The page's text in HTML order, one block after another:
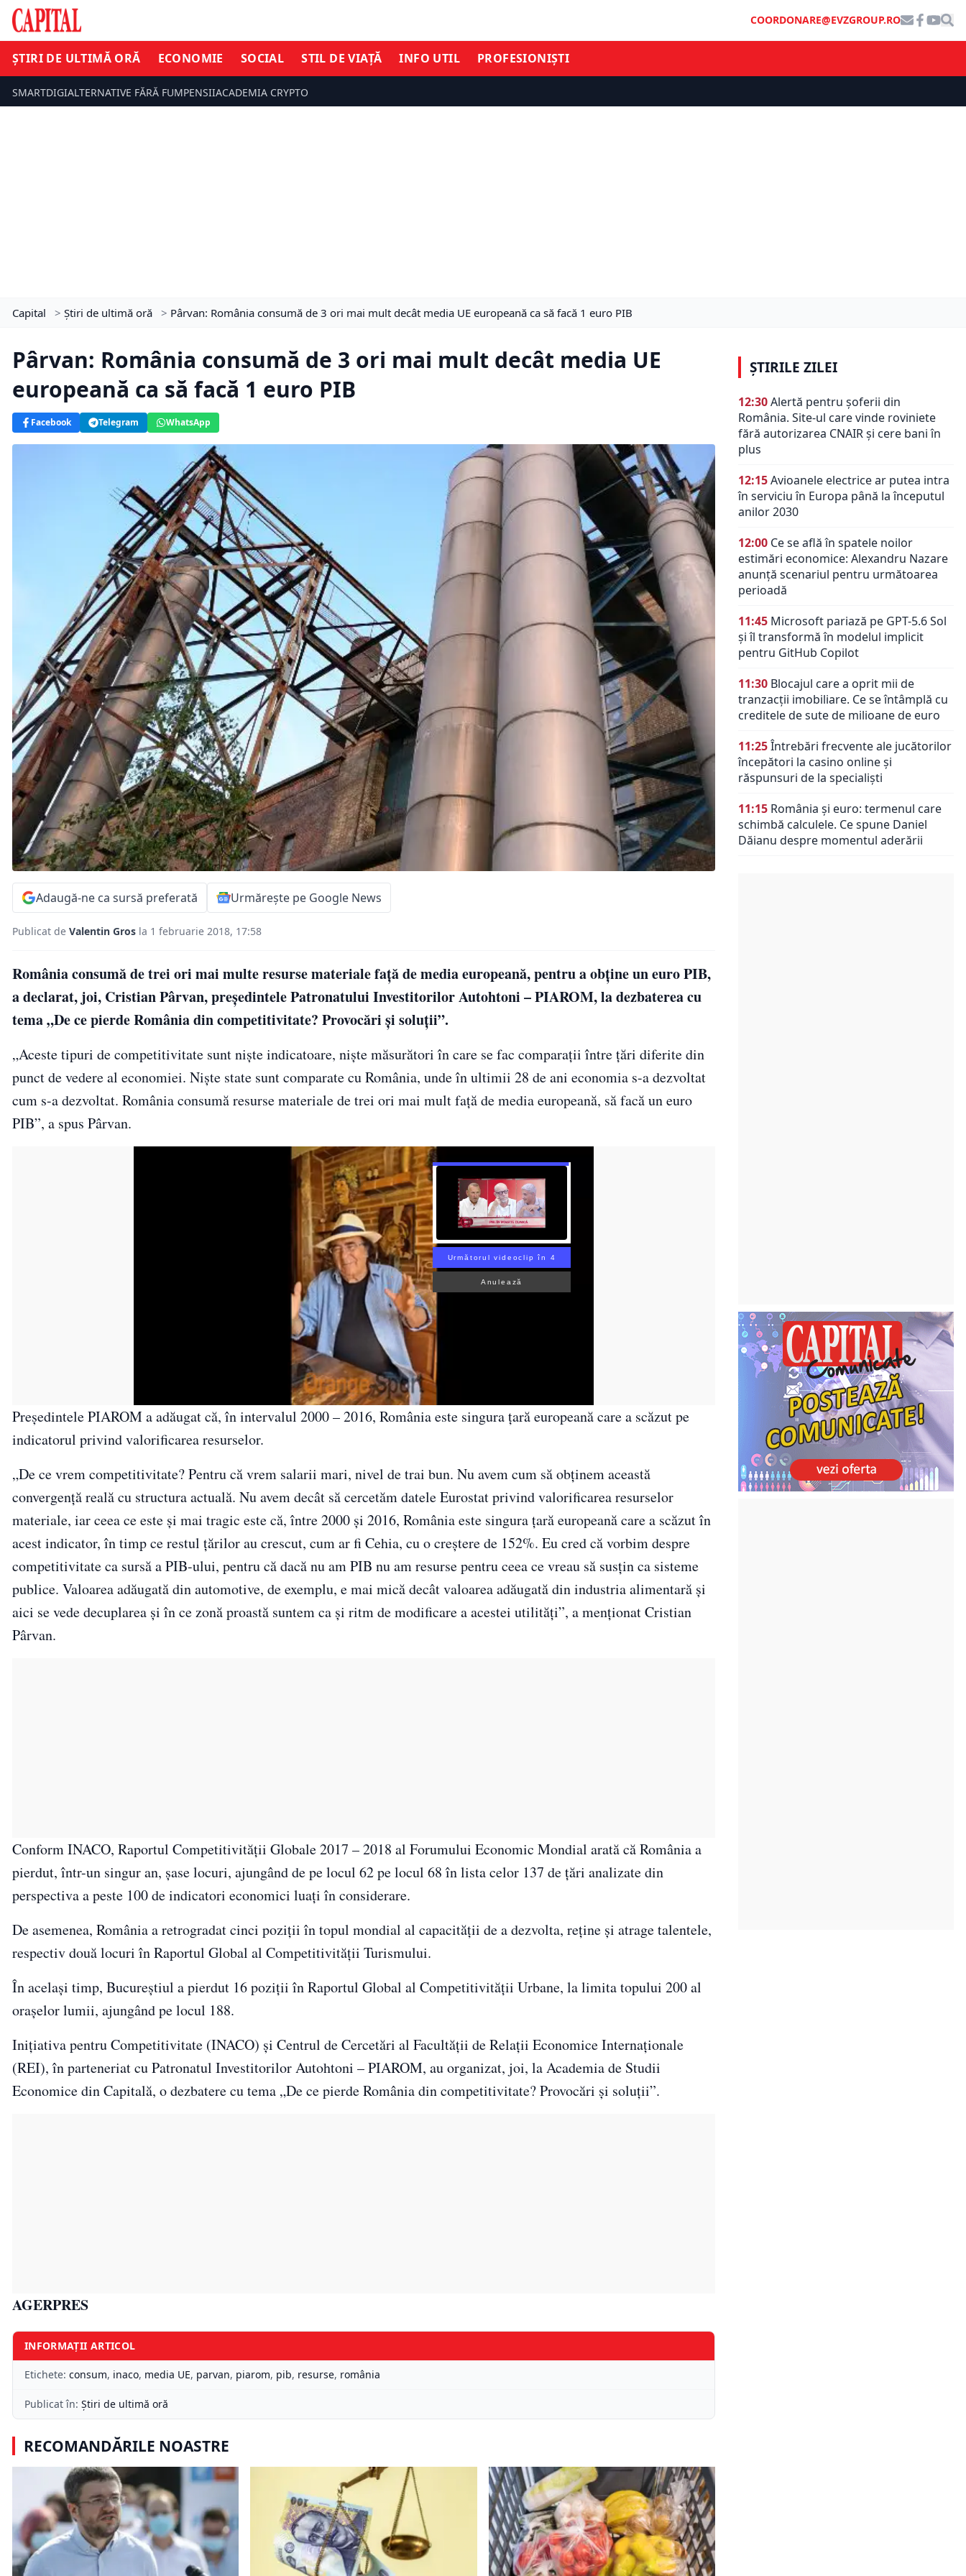
COORDONARE@EVZGROUP.RO
ȘTIRI DE ULTIMĂ ORĂ ECONOMIE SOCIAL STIL DE VIAȚĂ INFO UTIL PROFESIONIȘTI
SMARTDIGIALTERNATIVE FĂRĂ FUMPENSIIACADEMIA CRYPTO
Capital > Știri de ultimă oră > Pârvan: România consumă de 3 ori mai mult decât media UE europeană ca să facă 1 euro PIB
Pârvan: România consumă de 3 ori mai mult decât media UE
europeană ca să facă 1 euro PIB
Facebook Telegram WhatsApp
Adaugă-ne ca sursă preferată Urmărește pe Google News
Publicat de Valentin Gros la 1 februarie 2018, 17:58
România consumă de trei ori mai multe resurse materiale faţă de media europeană, pentru a obţine un euro PIB,
a declarat, joi, Cristian Pârvan, preşedintele Patronatului Investitorilor Autohtoni – PIAROM, la dezbaterea cu
tema „De ce pierde România din competitivitate? Provocări şi soluţii”.
„Aceste tipuri de competitivitate sunt nişte indicatoare, nişte măsurători în care se fac comparaţii între ţări diferite din
punct de vedere al economiei. Nişte state sunt comparate cu România, unde în ultimii 28 de ani economia s-a dezvoltat
cum s-a dezvoltat. România consumă resurse materiale de trei ori mai mult faţă de media europeană, să facă un euro
PIB”, a spus Pârvan.
Următorul videoclip în 3
Anulează
Preşedintele PIAROM a adăugat că, în intervalul 2000 – 2016, România este singura ţară europeană care a scăzut pe
indicatorul privind valorificarea resurselor.
„De ce vrem competitivitate? Pentru că vrem salarii mari, nivel de trai bun. Nu avem cum să obţinem această
convergenţă reală cu structura actuală. Nu avem decât să cercetăm datele Eurostat privind valorificarea resurselor
materiale, iar ceea ce este şi mai tragic este că, între 2000 şi 2016, România este singura ţară europeană care a scăzut în
acest indicator, în timp ce restul ţărilor au crescut, cum ar fi Cehia, cu o creştere de 152%. Eu cred că vorbim despre
competitivitate ca sursă a PIB-ului, pentru că dacă nu am PIB nu am resurse pentru ceea ce vreau să susţin ca sisteme
publice. Valoarea adăugată din automotive, de exemplu, e mai mică decât valoarea adăugată din industria alimentară şi
aici se vede decuplarea şi în ce zonă proastă suntem ca şi ritm de modificare a acestei utilităţi”, a menţionat Cristian
Pârvan.
Conform INACO, Raportul Competitivităţii Globale 2017 – 2018 al Forumului Economic Mondial arată că România a
pierdut, într-un singur an, şase locuri, ajungând de pe locul 62 pe locul 68 în lista celor 137 de ţări analizate din
perspectiva a peste 100 de indicatori economici luaţi în considerare.
De asemenea, România a retrogradat cinci poziţii în topul mondial al capacităţii de a dezvolta, reţine şi atrage talentele,
respectiv două locuri în Raportul Global al Competitivităţii Turismului.
În acelaşi timp, Bucureştiul a pierdut 16 poziţii în Raportul Global al Competitivităţii Urbane, la limita topului 200 al
oraşelor lumii, ajungând pe locul 188.
Iniţiativa pentru Competitivitate (INACO) şi Centrul de Cercetări al Facultăţii de Relaţii Economice Internaţionale
(REI), în parteneriat cu Patronatul Investitorilor Autohtoni – PIAROM, au organizat, joi, la Academia de Studii
Economice din Capitală, o dezbatere cu tema „De ce pierde România din competitivitate? Provocări şi soluţii”.
AGERPRES
INFORMAȚII ARTICOL
Etichete: consum, inaco, media UE, parvan, piarom, pib, resurse, românia
Publicat în: Știri de ultimă oră
RECOMANDĂRILE NOASTRE
ȘTIRILE ZILEI
12:30Alertă pentru șoferii din
România. Site-ul care vinde roviniete
fără autorizarea CNAIR și cere bani în
plus
12:15Avioanele electrice ar putea intra
în serviciu în Europa până la începutul
anilor 2030
12:00 Ce se află în spatele noilor
estimări economice: Alexandru Nazare
anunță scenariul pentru următoarea
perioadă
11:45 Microsoft pariază pe GPT-5.6 Sol
și îl transformă în modelul implicit
pentru GitHub Copilot
11:30 Blocajul care a oprit mii de
tranzacții imobiliare. Ce se întâmplă cu
creditele de sute de milioane de euro
11:25Întrebări frecvente ale jucătorilor
începători la casino online și
răspunsuri de la specialiști
11:15 România și euro: termenul care
schimbă calculele. Ce spune Daniel
Dăianu despre momentul aderării